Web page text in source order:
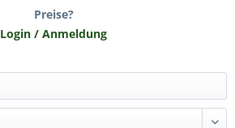
Preise?
Login / Anmeldung